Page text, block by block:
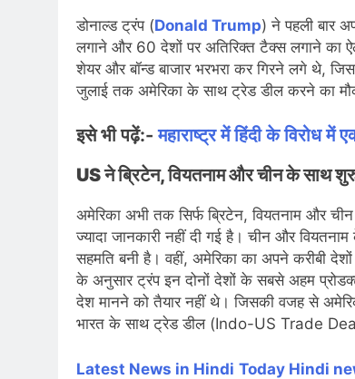
डोनाल्ड ट्रंप (Donald Trump) ने पहली बार
लगाने और 60 देशों पर अतिरिक्त टैक्स लगाने का
शेयर और बॉन्ड बाजार भरभरा कर गिरने लगे थे,
जुलाई तक अमेरिका के साथ ट्रेड डील करने का
इसे भी पढ़ें:-महाराष्ट्र में हिंदी के विरोध
US ने ब्रिटेन, वियतनाम और चीन के साथ
अमेरिका अभी तक सिर्फ ब्रिटेन, वियतनाम और
ज्यादा जानकारी नहीं दी गई है। चीन और
सहमति बनी है। वहीं, अमेरिका का अपने करीबी देशों
के अनुसार ट्रंप इन दोनों देशों के सबसे अहम
देश मानने को तैयार नहीं थे। जिसकी वजह से
भारत के साथ ट्रेड डील (Indo-US Trade
Latest News in Hindi Today Hindi